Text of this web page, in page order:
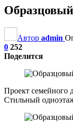
Автор admin
0 252
Поделится
Проект семейного
Стильный